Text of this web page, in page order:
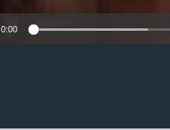
0:00